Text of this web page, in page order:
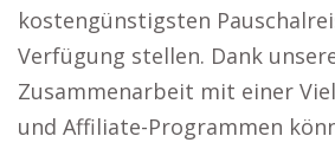
kostengünstigsten
Verfügung stellen. Dank
Zusammenarbeit mit einer
und Affiliate-Programmen